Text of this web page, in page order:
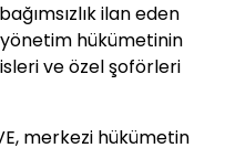
ilan eden
hükümetinin
ve özel şoförleri
merkezi hükümetin